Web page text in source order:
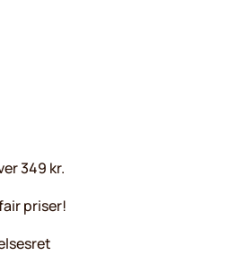
349 kr.
priser!